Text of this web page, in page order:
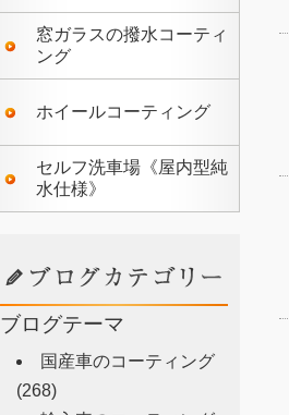
窓ガラスの撥水コーティ
ング
ホイールコーティング
セルフ洗車場《屋内型純
水仕様》
ブログテーマ
国産車のコーティング
(268)